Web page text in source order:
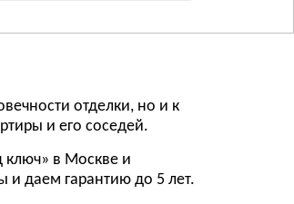
отделки, но и к
и его соседей.
ключ» в Москве и
и даем гарантию до 5 лет.